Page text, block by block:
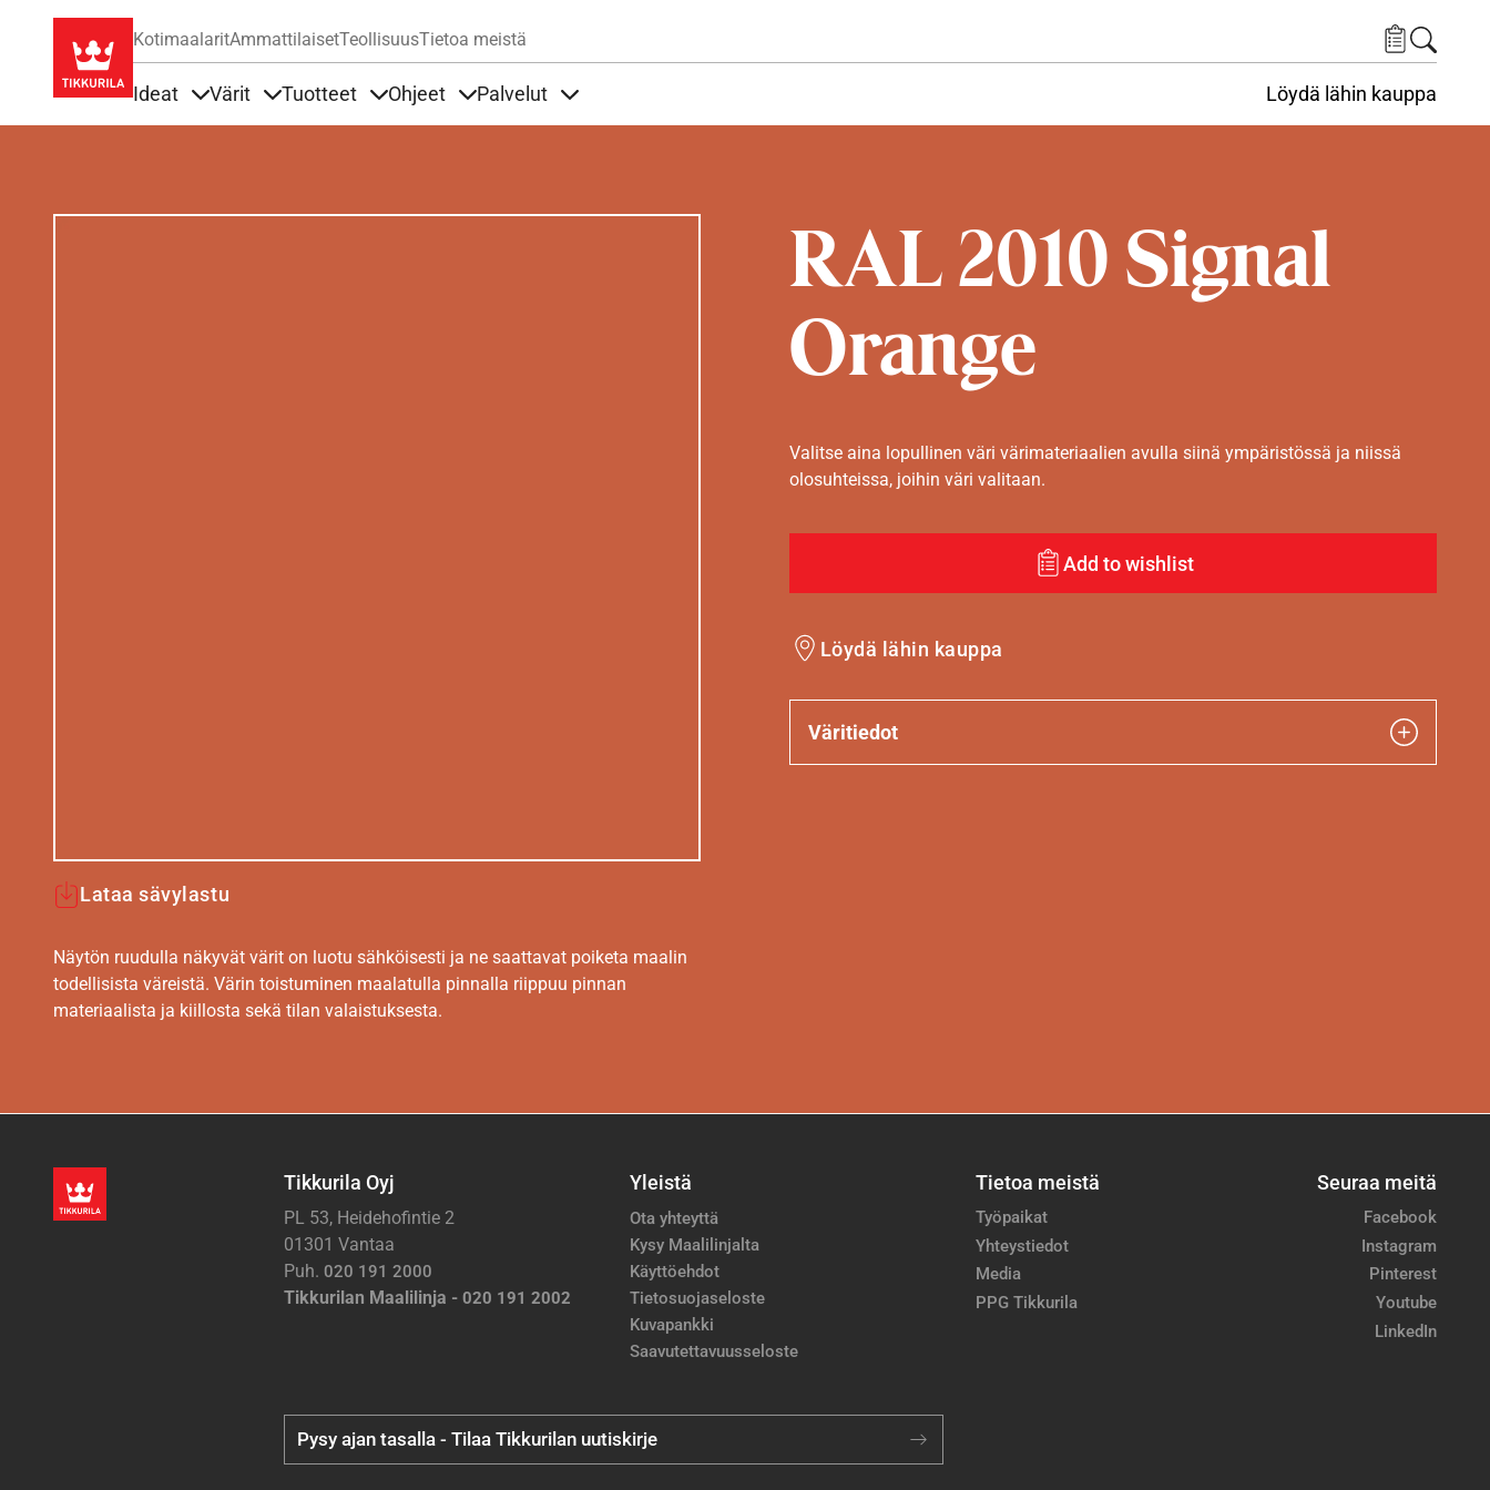
KotimaalaritAmmattilaisetTeollisuusTietoa meistä
Ideat Värit Tuotteet Ohjeet Palvelut Löydä lähin kauppa
RAL 2010 Signal
Orange
Lataa sävylastu
Näytön ruudulla näkyvät värit on luotu sähköisesti ja ne saattavat poiketa maalin
todellisista väreistä. Värin toistuminen maalatulla pinnalla riippuu pinnan
materiaalista ja kiillosta sekä tilan valaistuksesta.
Valitse aina lopullinen väri värimateriaalien avulla siinä ympäristössä ja niissä
olosuhteissa, joihin väri valitaan.
Add to wishlist
Löydä lähin kauppa
Väritiedot
Tikkurila Oyj
PL 53, Heidehofintie 2
01301 Vantaa
Puh. 020 191 2000
Tikkurilan Maalilinja - 020 191 2002
Yleistä
Ota yhteyttä
Kysy Maalilinjalta
Käyttöehdot
Tietosuojaseloste
Kuvapankki
Saavutettavuusseloste
Tietoa meistä
Työpaikat
Yhteystiedot
Media
PPG Tikkurila
Seuraa meitä
Facebook
Instagram
Pinterest
Youtube
LinkedIn
Pysy ajan tasalla - Tilaa Tikkurilan uutiskirje